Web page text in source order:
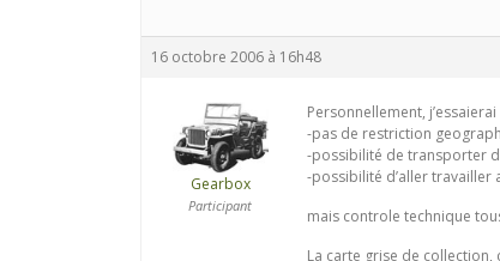
16 octobre 2006 à 16h48
Gearbox
Participant
Personnellement,
-pas de restriction
-possibilité de transporter
-possibilité d’aller travailler
mais controle technique
La carte grise de collection,